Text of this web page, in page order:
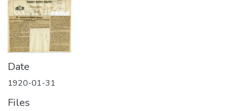
About us
Date
1920-01-31
Files